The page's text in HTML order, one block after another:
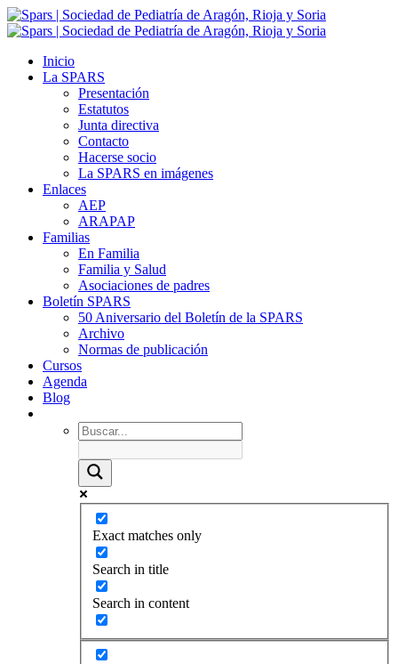
Inicio
La SPARS
Presentación
Estatutos
Junta directiva
Contacto
Hacerse socio
La SPARS en imágenes
Enlaces
AEP
ARAPAP
Familias
En Familia
Familia y Salud
Asociaciones de padres
Boletín SPARS
50 Aniversario del Boletín de la SPARS
Archivo
Normas de publicación
Cursos
Agenda
Blog
Exact matches only
Search in title
Search in content